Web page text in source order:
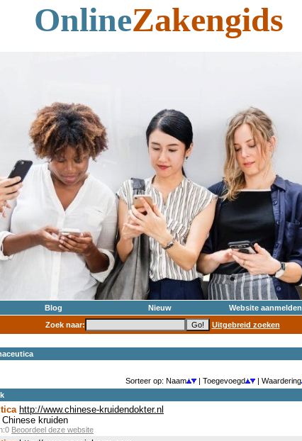
OnlineZakengids
Blog Nieuw Website aanmelden
Zoek naar:
Uitgebreid zoeken
Sorteer op: Naam | Toegevoegd
| Waardering
http://www.chinese-kruidendokter.nl
kruiden
Beoordeel deze website